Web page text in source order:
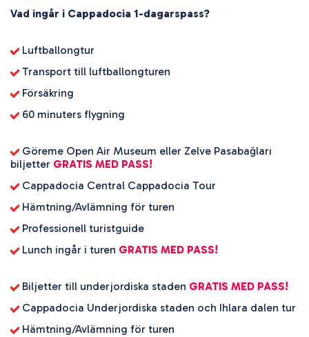
Vad ingår i Cappadocia 1-dagarspass?
Luftballongtur
Transport till luftballongturen
Försäkring
60 minuters flygning
Göreme Open Air Museum eller Zelve Pasabağları
biljetter GRATIS MED PASS!
Cappadocia Central Cappadocia Tour
Hämtning/Avlämning för turen
Professionell turistguide
Lunch ingår i turen GRATIS MED PASS!
Biljetter till underjordiska staden GRATIS MED PASS!
Cappadocia Underjordiska staden och Ihlara dalen tur
Hämtning/Avlämning för turen